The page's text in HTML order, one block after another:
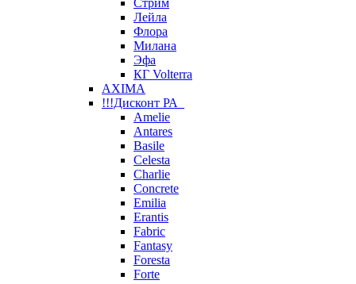
Стрим
Лейла
Флора
Милана
Эфа
КГ Volterra
AXIMA
!!!Дисконт РА
Amelie
Antares
Basile
Celesta
Charlie
Concrete
Emilia
Erantis
Fabric
Fantasy
Foresta
Forte